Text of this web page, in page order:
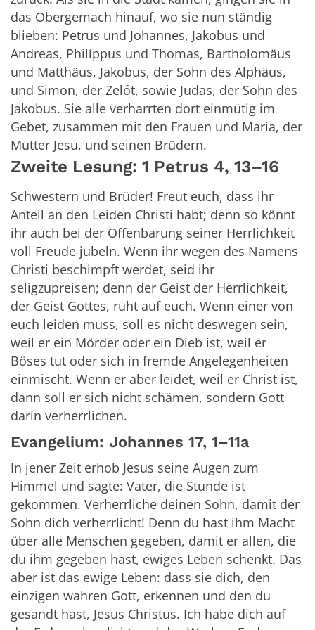
das Obergemach hinauf, wo sie nun ständig
blieben: Petrus und Johannes, Jakobus und
Andreas, Philíppus und Thomas, Bartholomäus
und Matthäus, Jakobus, der Sohn des Alphäus,
und Simon, der Zelót, sowie Judas, der Sohn des
Jakobus. Sie alle verharrten dort einmütig im
Gebet, zusammen mit den Frauen und Maria, der
Mutter Jesu, und seinen Brüdern.
Zweite Lesung: 1 Petrus 4, 13–16
Schwestern und Brüder! Freut euch, dass ihr
Anteil an den Leiden Christi habt; denn so könnt
ihr auch bei der Offenbarung seiner Herrlichkeit
voll Freude jubeln. Wenn ihr wegen des Namens
Christi beschimpft werdet, seid ihr
seligzupreisen; denn der Geist der Herrlichkeit,
der Geist Gottes, ruht auf euch. Wenn einer von
euch leiden muss, soll es nicht deswegen sein,
weil er ein Mörder oder ein Dieb ist, weil er
Böses tut oder sich in fremde Angelegenheiten
einmischt. Wenn er aber leidet, weil er Christ ist,
dann soll er sich nicht schämen, sondern Gott
darin verherrlichen.
Evangelium: Johannes 17, 1–11a
In jener Zeit erhob Jesus seine Augen zum
Himmel und sagte: Vater, die Stunde ist
gekommen. Verherrliche deinen Sohn, damit der
Sohn dich verherrlicht! Denn du hast ihm Macht
über alle Menschen gegeben, damit er allen, die
du ihm gegeben hast, ewiges Leben schenkt. Das
aber ist das ewige Leben: dass sie dich, den
einzigen wahren Gott, erkennen und den du
gesandt hast, Jesus Christus. Ich habe dich auf